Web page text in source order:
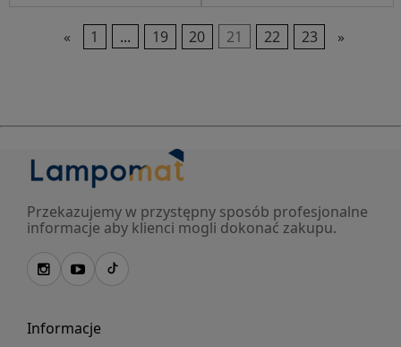
« 1 ... 19 20 21 22 23 »
Przekazujemy w przystępny sposób profesjonalne
informacje aby klienci mogli dokonać zakupu.
Informacje